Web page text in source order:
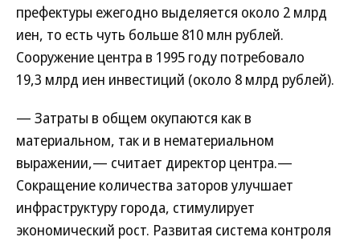
префектуры ежегодно выделяется около 2 млрд
иен, то есть чуть больше 810 млн рублей.
Сооружение центра в 1995 году потребовало
19,3 млрд иен инвестиций (около 8 млрд рублей).
— Затраты в общем окупаются как в
материальном, так и в нематериальном
выражении,— считает директор центра.—
Сокращение количества заторов улучшает
инфраструктуру города, стимулирует
экономический рост. Развитая система контроля